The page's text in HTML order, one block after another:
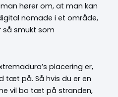
hører om, at man kan
nomade i et område,
så smukt som
placering er,
tæt på. Så hvis du er en
vil bo tæt på stranden,